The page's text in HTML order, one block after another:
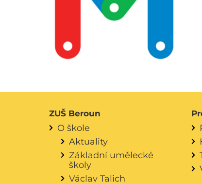
ZUŠ Beroun
O škole
Aktuality
Základní umělecké
školy
Václav Talich